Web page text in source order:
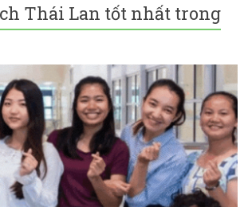
Thái Lan tốt nhất trong